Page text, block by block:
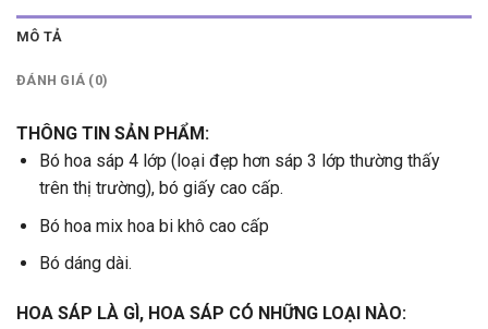
MÔ TẢ
ĐÁNH GIÁ (0)
THÔNG TIN SẢN PHẨM:
Bó hoa sáp 4 lớp (loại đẹp hơn sáp 3 lớp thường thấy
trên thị trường), bó giấy cao cấp.
Bó hoa mix hoa bi khô cao cấp
Bó dáng dài.
HOA SÁP LÀ GÌ, HOA SÁP CÓ NHỮNG LOẠI NÀO: